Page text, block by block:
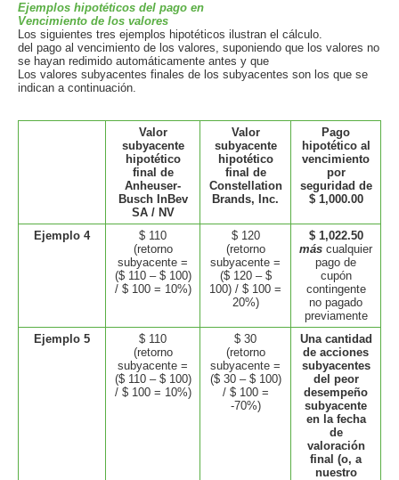
Ejemplos hipotéticos del pago en
Vencimiento de los valores
Los siguientes tres ejemplos hipotéticos ilustran el cálculo.
del pago al vencimiento de los valores, suponiendo que los valores no
se hayan redimido automáticamente antes y que
Los valores subyacentes finales de los subyacentes son los que se
indican a continuación.
Valor
subyacente
hipotético
final de
Anheuser-
Busch InBev
SA / NV
Valor
subyacente
hipotético
final de
Constellation
Brands, Inc.
Pago
hipotético al
vencimiento
por
seguridad de
$ 1,000.00
Ejemplo 4
$ 110
(retorno
subyacente =
($ 110 – $ 100)
/ $ 100 = 10%)
$ 120
(retorno
subyacente =
($ 120 – $
100) / $ 100 =
20%)
$ 1,022.50
más cualquier
pago de
cupón
contingente
no pagado
previamente
Ejemplo 5
$ 110
(retorno
subyacente =
($ 110 – $ 100)
/ $ 100 = 10%)
$ 30
(retorno
subyacente =
($ 30 – $ 100)
/ $ 100 =
-70%)
Una cantidad
de acciones
subyacentes
del peor
desempeño
subyacente
en la fecha
de
valoración
final (o, a
nuestro